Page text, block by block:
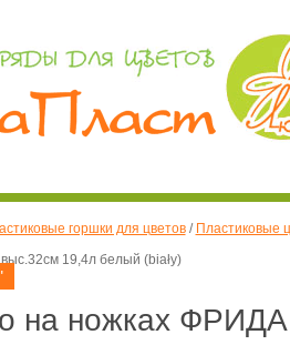
горшки для цветов/ Пластиковые
19,4л белый (biały)
на ножках